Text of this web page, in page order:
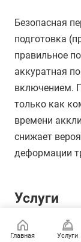
Безопасная
подготовка
правильное
аккуратная
включением.
только как
времени
снижает
деформации
Услуги
Главная Услуги